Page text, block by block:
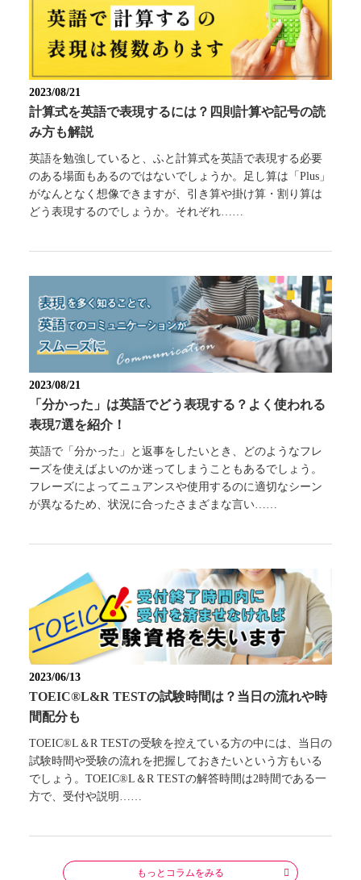
2023/08/21
計算式を英語で表現するには？四則計算や記号の読
み方も解説
英語を勉強していると、ふと計算式を英語で表現する必要
のある場面もあるのではないでしょうか。足し算は「Plus」
がなんとなく想像できますが、引き算や掛け算・割り算は
どう表現するのでしょうか。それぞれ……
2023/08/21
「分かった」は英語でどう表現する？よく使われる
表現7選を紹介！
英語で「分かった」と返事をしたいとき、どのようなフレ
ーズを使えばよいのか迷ってしまうこともあるでしょう。
フレーズによってニュアンスや使用するのに適切なシーン
が異なるため、状況に合ったさまざまな言い……
2023/06/13
TOEIC®L&R TESTの試験時間は？当日の流れや時
間配分も
TOEIC®L＆R TESTの受験を控えている方の中には、当日の
試験時間や受験の流れを把握しておきたいという方もいる
でしょう。TOEIC®L＆R TESTの解答時間は2時間である一
方で、受付や説明……
もっとコラムをみる